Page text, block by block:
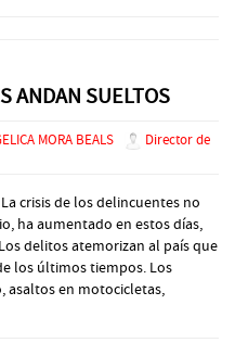
ANDAN SUELTOS
MORA BEALS
Director de
crisis de los delincuentes no
ha aumentado en estos días,
delitos atemorizan al país que
los últimos tiempos. Los
asaltos en motocicletas,